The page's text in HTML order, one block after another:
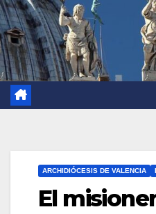
ARCHIDIÓCESIS DE VALENCIA
El